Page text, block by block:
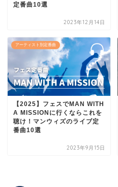
定番曲10選
2023年12月14日
アーティスト別定番曲
【2025】フェスでMAN WITH
A MISSIONに行くならこれを
聴け！マンウィズのライブ定
番曲10選
2023年9月15日